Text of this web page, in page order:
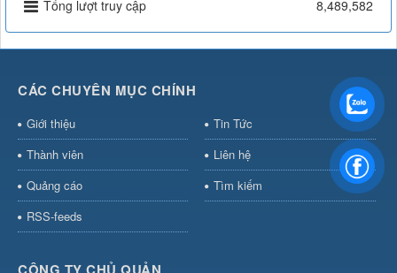
Tổng lượt truy cập
8,489,582
CÁC CHUYÊN MỤC CHÍNH
Giới thiệu
Tin Tức
Thành viên
Liên hệ
Quảng cáo
Tìm kiếm
RSS-feeds